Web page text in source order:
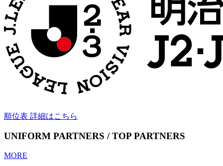
順位表 詳細はこちら
UNIFORM PARTNERS / TOP PARTNERS
MORE